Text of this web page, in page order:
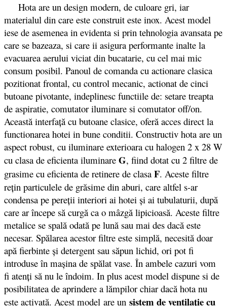
Hota are un design modern, de culoare gri, iar
materialul din care este construit este inox. Acest model
iese de asemenea in evidenta si prin tehnologia avansata pe
care se bazeaza, si care ii asigura performante inalte la
evacuarea aerului viciat din bucatarie, cu cel mai mic
consum posibil. Panoul de comanda cu actionare clasica
pozitionat frontal, cu control mecanic, actionat de cinci
butoane pivotante, indeplinesc functiile de: setare treapta
de aspiratie, comutator iluminare si comutator off/on.
Această interfaţă cu butoane clasice, oferă acces direct la
functionarea hotei in bune conditii. Constructiv hota are un
aspect robust, cu iluminare exterioara cu halogen 2 x 28 W
cu clasa de eficienta iluminare G, fiind dotat cu 2 filtre de
grasime cu eficienta de retinere de clasa F. Aceste filtre
reţin particulele de grăsime din aburi, care altfel s-ar
condensa pe pereţii interiori ai hotei şi ai tubulaturii, după
care ar începe să curgă ca o mâzgă lipicioasă. Aceste filtre
metalice se spală odată pe lună sau mai des dacă este
necesar. Spălarea acestor filtre este simplă, necesită doar
apă fierbinte şi detergent sau săpun lichid, ori pot fi
introduse în maşina de spălat vase. În ambele cazuri vom
fi atenţi să nu le îndoim. In plus acest model dispune si de
posibilitatea de aprindere a lămpilor chiar dacă hota nu
este activată. Acest model are un sistem de ventilaţie cu